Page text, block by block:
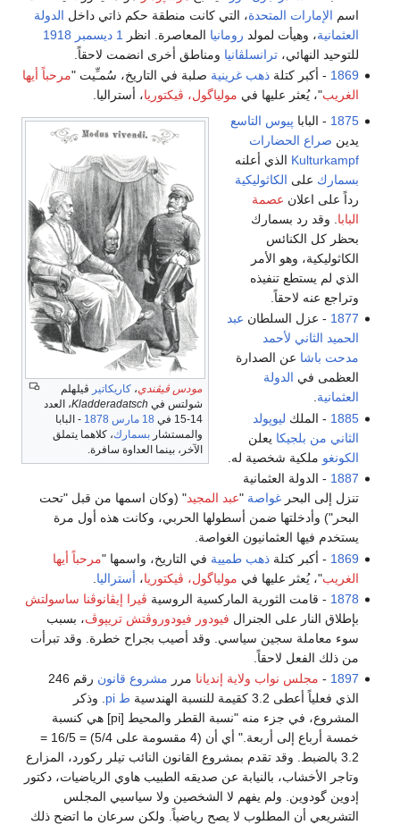
اسم الإمارات المتحدة، التي كانت منطقة حكم ذاتي داخل الدولة
العثمانية، وهيأت لمولد رومانيا المعاصرة. انظر 1 ديسمبر
1918
للتوحيد النهائي،ترانسلڤانيا ومناطق أخرى انضمت لاحقاً.
1869 - أكبر كتلةذهب غرينية صلبة في التاريخ، سُمـِّيت "مرحباً أيها
الغريب"، يُعثر عليها في مولياگول، ڤيكتوريا، أستراليا.
مودس ڤيڤندي، كاريكاتير ڤيلهلم
شولتس في Kladderadatsch، العدد
14-15 في
18 مارس 1878 - البابا
والمستشار بسمارك، كلاهما يتملق
الآخر، بينما العداوة سافرة.
1875 - البابا پيوس التاسع
يدين صراع الحضارات
Kulturkampf الذي أعلنه
بسمارك على الكاثوليكية
رداً على اعلان عصمة
البابا . وقد رد بسمارك
بحظر كل الكنائس
الكاثوليكية، وهو الأمر
الذي لم يستطع تنفيذه
وتراجع عنه لاحقاً.
1877 - عزل السلطان عبد
الحميد الثاني لأحمد
مدحت باشا عن الصدارة
العظمى في الدولة
العثمانية.
1885 - الملك ليوپولد
الثاني من بلجيكا يعلن
الكونغو ملكية شخصية له.
1887 - الدولة العثمانية
تنزل إلى البحرغواصة "عبد المجيد" (وكان اسمها من قبل "تحت
البحر") وأدخلتها ضمن أسطولها الحربي، وكانت هذه أول مرة
يستخدم فيها العثمانيون الغواصة.
1869 - أكبر كتلةذهب طميية في التاريخ، واسمها "مرحباً أيها
الغريب"، يُعثر عليها في مولياگول، ڤيكتوريا، أستراليا
1878 - قامت الثورية الماركسية الروسية ڤيرا إيڤانوڤنا ساسولتش
بإطلاق النار على الجنرال فيودور فيودوروڤتش تريپوڤ، بسبب
سوء معاملة سجين سياسي. وقد أصيب بجراح خطرة. وقد تبرأت
من ذلك الفعل لاحقاً.
1897
- مجلس نواب ولاية إنديانا مرر مشروع قانون
رقم 246
الذي فعلياً أعطى 3.2 كقيمة للنسبة الهندسية
ط pi
. وذكر
المشروع، في جزء منه "نسبة القطر والمحيط [pi] هي كنسبة
خمسة أرباع إلى أربعة." أي أن (4 مقسومة على 5/4) = 16/5 =
3.2 بالضبط. وقد تقدم بمشروع القانون النائب تيلر ركورد، المزارع
وتاجر الأخشاب، بالنيابة عن صديقه الطبيب هاوي الرياضيات، دكتور
إدوين گودوين. ولم يفهم لا الشخصين ولا سياسيي المجلس
التشريعي أن المطلوب لا يصح رياضياً. ولكن سرعان ما اتضح ذلك